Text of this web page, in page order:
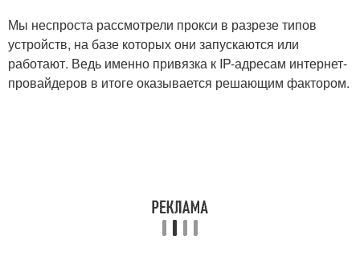
Мы неспроста рассмотрели прокси в разрезе типов
устройств, на базе которых они запускаются или
работают. Ведь именно привязка к IP-адресам интернет-
провайдеров в итоге оказывается решающим фактором.